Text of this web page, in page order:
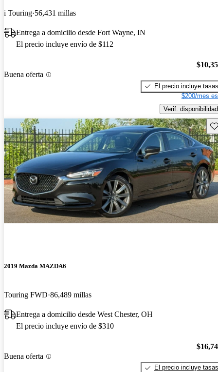
i Touring 56,431 millas
Entrega a domicilio desde Fort Wayne, IN
El precio incluye envío de $112
Buena oferta
El precio incluye tasas
$200/mes
Verif. disponibilidad
2019 Mazda MAZDA6
Touring FWD 86,489 millas
Entrega a domicilio desde West Chester, OH
El precio incluye envío de $310
Buena oferta
El precio incluye tasas